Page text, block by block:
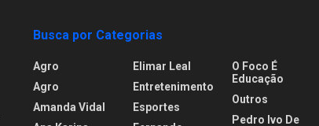
Busca por Categorias
Agro
Agro
Amanda Vidal
Elimar Leal
Entretenimento
Esportes
O Foco É
Educação
Outros
Pedro Ivo De